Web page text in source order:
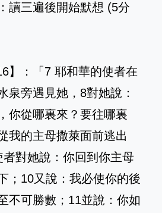
讀三遍後開始默想 (5分
】：「7 耶和華的使者在
泉旁遇見她，8對她說：
你從哪裏來？要往哪裏
我的主母撒萊面前逃出
對她說：你回到你主母
；10又說：我必使你的後
不可勝數；11並說：你如